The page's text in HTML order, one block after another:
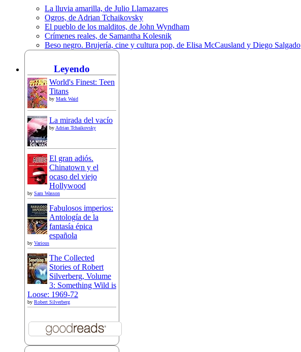
La lluvia amarilla, de Julio Llamazares
Ogros, de Adrian Tchaikovsky
El pueblo de los malditos, de John Wyndham
Crímenes reales, de Samantha Kolesnik
Beso negro. Brujería, cine y cultura pop, de Elisa McCausland y Diego Salgado
Leyendo
World's Finest: Teen
Titans
by Mark Waid
La mirada del vacío
byAdrian Tchaikovsky
El gran adiós.
Chinatown y el
ocaso del viejo
Hollywood
by Sam Wasson
Fabulosos imperios:
Antología de la
fantasía épica
española
by Various
The Collected
Stories of Robert
Silverberg, Volume
3: Something Wild is
Loose: 1969-72
by Robert Silverberg